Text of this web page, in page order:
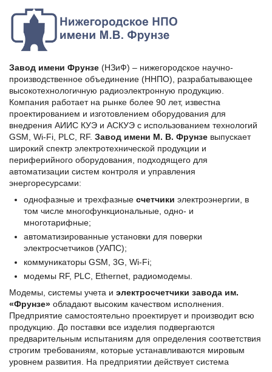
Завод имени Фрунзе (НЗиФ) – нижегородское научно-
производственное объединение (ННПО), разрабатывающее
высокотехнологичную радиоэлектронную продукцию.
Компания работает на рынке более 90 лет, известна
проектированием и изготовлением оборудования для
внедрения АИИС КУЭ и АСКУЭ с использованием технологий
GSM, Wi-Fi, PLC, RF. Завод имени М. В. Фрунзе выпускает
широкий спектр электротехнической продукции и
периферийного оборудования, подходящего для
автоматизации систем контроля и управления
энергоресурсами:
однофазные и трехфазные счетчики электроэнергии, в
том числе многофункциональные, одно- и
многотарифные;
автоматизированные установки для поверки
электросчетчиков (УАПС);
коммуникаторы GSM, 3G, Wi-Fi;
модемы RF, PLC, Ethernet, радиомодемы.
Модемы, системы учета и электросчетчики завода им.
«Фрунзе» обладают высоким качеством исполнения.
Предприятие самостоятельно проектирует и производит всю
продукцию. До поставки все изделия подвергаются
предварительным испытаниям для определения соответствия
строгим требованиям, которые устанавливаются мировым
уровнем развития. На предприятии действует система